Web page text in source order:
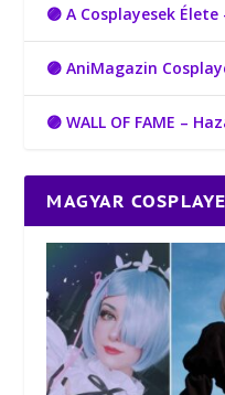
🟣 A Cosplayesek
🟣 AniMagazin
🟣 WALL OF FAME –
MAGYAR